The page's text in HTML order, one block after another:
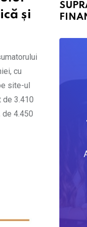
și
cu
site-ul
de 3.410
4.450